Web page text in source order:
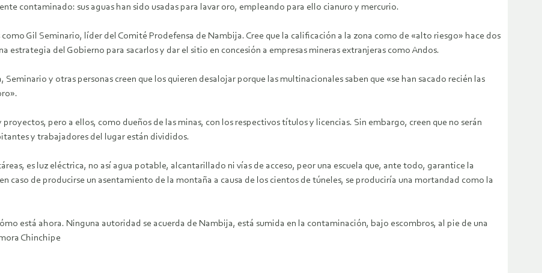
contaminado: sus aguas han sido usadas para lavar oro, empleando para ello cianuro y mercurio.
Gil Seminario, líder del Comité Prodefensa de Nambija. Cree que la calificación a la zona como de «alto riesgo» hace dos
estrategia del Gobierno para sacarlos y dar el sitio en concesión a empresas mineras extranjeras como Andos.
y otras personas creen que los quieren desalojar porque las multinacionales saben que «se han sacado recién las
pero a ellos, como dueños de las minas, con los respectivos títulos y licencias. Sin embargo, creen que no serán
y trabajadores del lugar están divididos.
es luz eléctrica, no así agua potable, alcantarillado ni vías de acceso, peor una escuela que, ante todo, garantice la
caso de producirse un asentamiento de la montaña a causa de los cientos de túneles, se produciría una mortandad como la
está ahora. Ninguna autoridad se acuerda de Nambija, está sumida en la contaminación, bajo escombros, al pie de una
Chinchipe